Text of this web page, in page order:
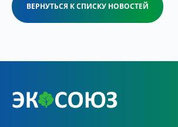
ВЕРНУТЬСЯ К СПИСКУ НОВОСТЕЙ